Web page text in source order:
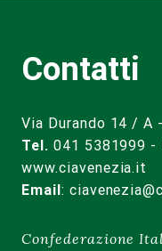
Contatti
Via Durando 14 / A
Tel. 041 5381999 -
www.ciavenezia.it
Email:
Confederazione